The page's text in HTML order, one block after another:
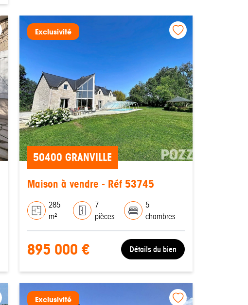
Exclusivité
50400 GRANVILLE
Maison à vendre - Réf 53745
285
m²
7
pièces
5
chambres
895 000 € Détails du bien
Exclusivité